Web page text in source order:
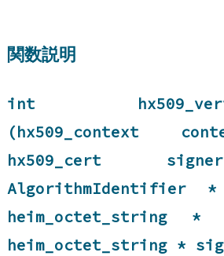
関数説明
int
(hx509_context
hx509_cert
AlgorithmIdentifier
heim_octet_string
heim_octet_string *